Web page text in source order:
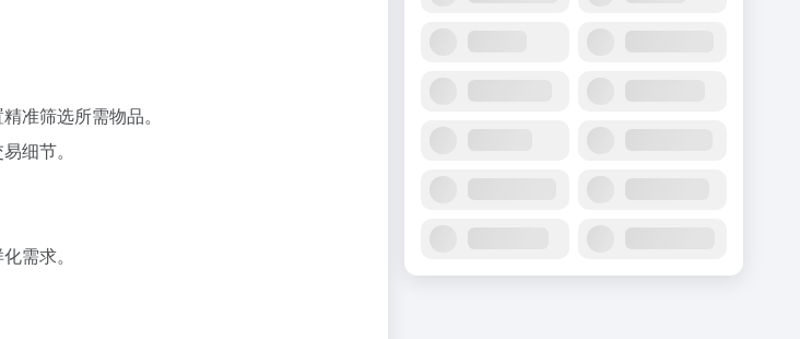
准筛选所需物品。
细节。
需求。